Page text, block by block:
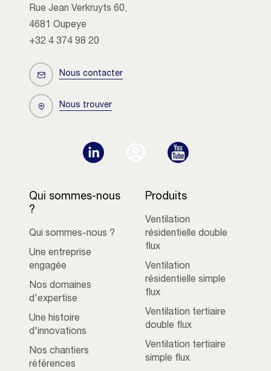
Rue Jean Verkruyts 60,
4681 Oupeye
+32 4 374 98 20
Nous contacter
Nous trouver
Qui sommes-nous
?
Qui sommes-nous ?
Une entreprise
engagée
Nos domaines
d'expertise
Une histoire
d'innovations
Nos chantiers
références
Produits
Ventilation
résidentielle double
flux
Ventilation
résidentielle simple
flux
Ventilation tertiaire
double flux
Ventilation tertiaire
simple flux